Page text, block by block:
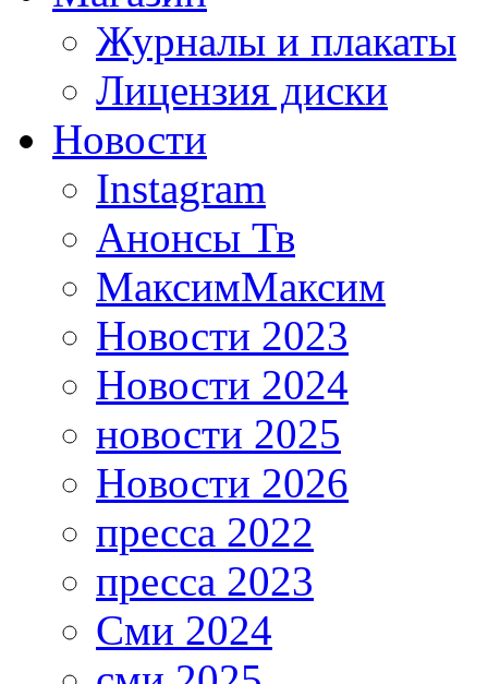
Журналы и плакаты
Лицензия диски
Новости
Instagram
Анонсы Тв
МаксимМаксим
Новости 2023
Новости 2024
новости 2025
Новости 2026
пресса 2022
пресса 2023
Сми 2024